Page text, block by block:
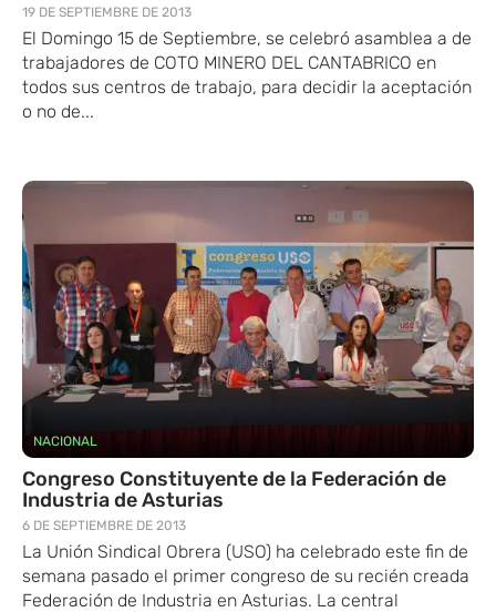
19 DE SEPTIEMBRE DE 2013
El Domingo 15 de Septiembre, se celebró asamblea a de
trabajadores de COTO MINERO DEL CANTABRICO en
todos sus centros de trabajo, para decidir la aceptación
o no de...
NACIONAL
Congreso Constituyente de la Federación de
Industria de Asturias
6 DE SEPTIEMBRE DE 2013
La Unión Sindical Obrera (USO) ha celebrado este fin de
semana pasado el primer congreso de su recién creada
Federación de Industria en Asturias. La central